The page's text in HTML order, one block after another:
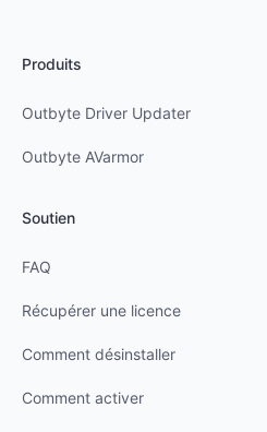
Produits
Outbyte Driver Updater
Outbyte AVarmor
Soutien
FAQ
Récupérer une licence
Comment désinstaller
Comment activer